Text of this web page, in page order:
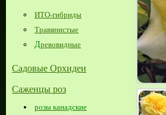
ИТО-гибриды
Травянистые
Древовидные
Садовые Орхидеи
Саженцы роз
розы канадские